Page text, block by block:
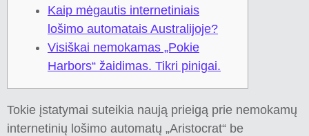
Kaip mėgautis internetiniais
lošimo automatais Australijoje?
Visiškai nemokamas „Pokie
Harbors“ žaidimas. Tikri pinigai.
Tokie įstatymai suteikia naują prieigą prie nemokamų
internetinių lošimo automatų „Aristocrat“ be